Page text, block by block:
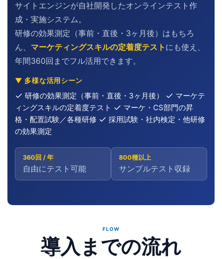
サイトエンジンが自社開発したオンラインテスト作
成・実施システム。
研修の効果測定（事前・直後・3ヶ月後）はもちろ
ん、 マーケティングスキルの定着度テスト にも使え、
年間360回までフル活用できます。
▼ 多様な活用シーン
研修の効果測定（事前・直後・3ヶ月後）
マーケテ
ィングスキルの定着度テスト
マーケ・CS部門の昇
格・配置試験／各種研修
採用試験・社内検定・他研修
の効果測定
360回 / 年
自由にテスト可能
800種以上
サンプルテスト収録
FLOW
導入までの流れ